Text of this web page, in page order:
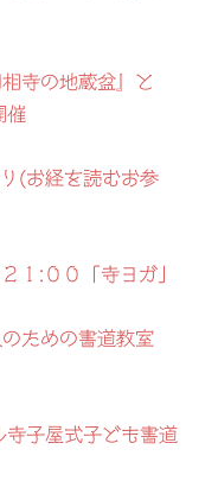
寺の地蔵盆』と
催
(お経を読むお参
１:００「寺ヨガ」
ための書道教室
寺子屋式子ども書道